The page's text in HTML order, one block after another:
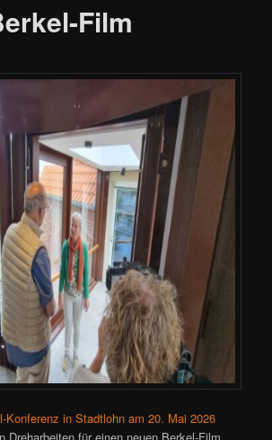
Film
Konferenz in Stadtlohn am 20. Mai 2026